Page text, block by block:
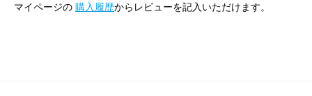
マイページの 購入履歴からレビューを記入いただけます。